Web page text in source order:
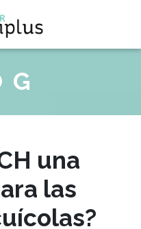
una
las